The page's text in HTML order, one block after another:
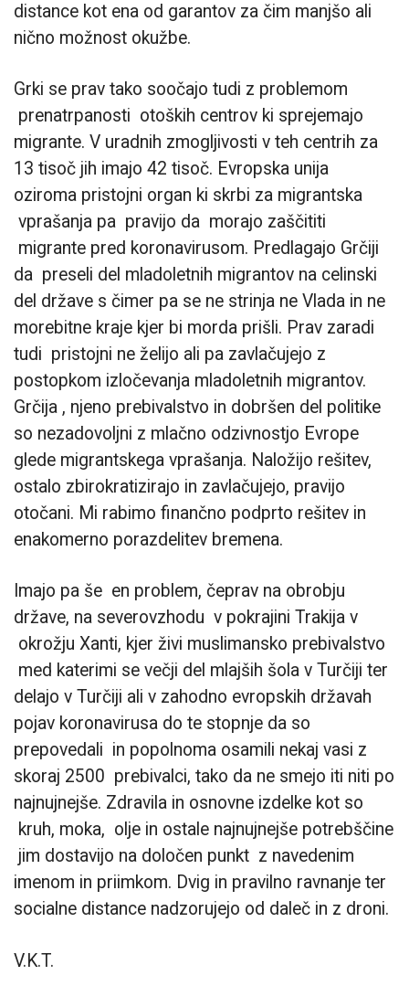
distance kot ena od garantov za čim manjšo ali
nično možnost okužbe.
Grki se prav tako soočajo tudi z problemom
prenatrpanosti otoških centrov ki sprejemajo
migrante. V uradnih zmogljivosti v teh centrih za
13 tisoč jih imajo 42 tisoč. Evropska unija
oziroma pristojni organ ki skrbi za migrantska
vprašanja pa pravijo da morajo zaščititi
migrante pred koronavirusom. Predlagajo Grčiji
da preseli del mladoletnih migrantov na celinski
del države s čimer pa se ne strinja ne Vlada in ne
morebitne kraje kjer bi morda prišli. Prav zaradi
tudi pristojni ne želijo ali pa zavlačujejo z
postopkom izločevanja mladoletnih migrantov.
Grčija , njeno prebivalstvo in dobršen del politike
so nezadovoljni z mlačno odzivnostjo Evrope
glede migrantskega vprašanja. Naložijo rešitev,
ostalo zbirokratizirajo in zavlačujejo, pravijo
otočani. Mi rabimo finančno podprto rešitev in
enakomerno porazdelitev bremena.
Imajo pa še en problem, čeprav na obrobju
države, na severovzhodu v pokrajini Trakija v
okrožju Xanti, kjer živi muslimansko prebivalstvo
med katerimi se večji del mlajših šola v Turčiji ter
delajo v Turčiji ali v zahodno evropskih državah
pojav koronavirusa do te stopnje da so
prepovedali in popolnoma osamili nekaj vasi z
skoraj 2500 prebivalci, tako da ne smejo iti niti po
najnujnejše. Zdravila in osnovne izdelke kot so
kruh, moka, olje in ostale najnujnejše potrebščine
jim dostavijo na določen punkt z navedenim
imenom in priimkom. Dvig in pravilno ravnanje ter
socialne distance nadzorujejo od daleč in z droni.
V.K.T.